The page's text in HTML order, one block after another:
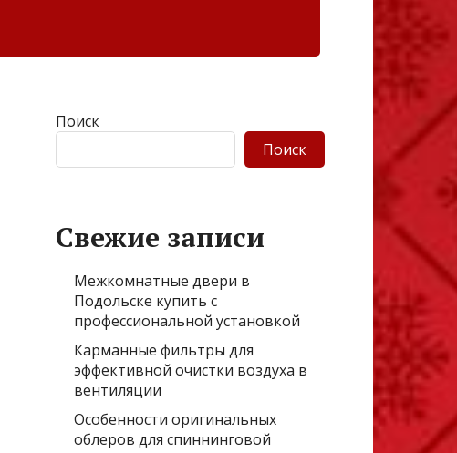
Поиск
Поиск
Свежие записи
Межкомнатные двери в
Подольске купить с
профессиональной установкой
Карманные фильтры для
эффективной очистки воздуха в
вентиляции
Особенности оригинальных
облеров для спиннинговой